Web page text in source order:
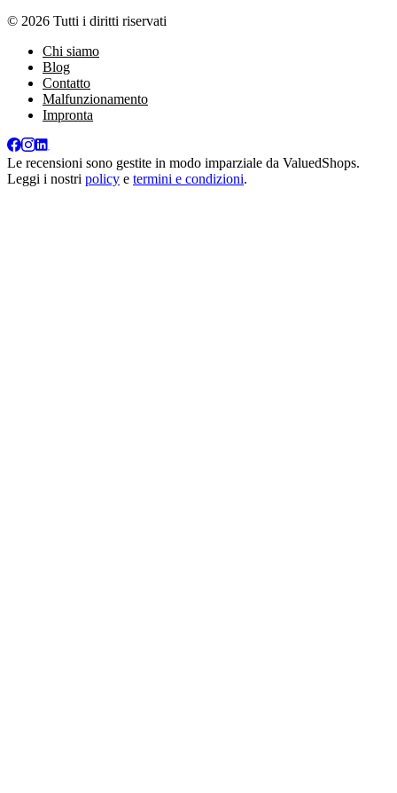
© 2026 Tutti i diritti riservati
Chi siamo
Blog
Contatto
Malfunzionamento
Impronta
Le recensioni sono gestite in modo imparziale da ValuedShops.
Leggi i nostri policy e termini e condizioni.